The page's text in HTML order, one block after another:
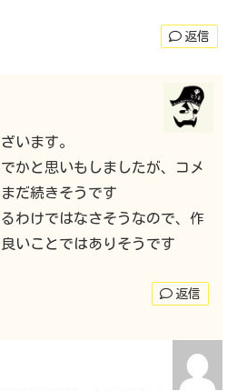
返信
います。
かと思いもしましたが、コメ
だ続きそうです
わけではなさそうなので、作
いことではありそうです
返信